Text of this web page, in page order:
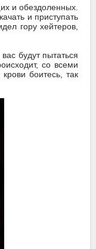
и обездоленных.
и приступать
гору хейтеров,
будут пытаться
со всеми
боитесь, так